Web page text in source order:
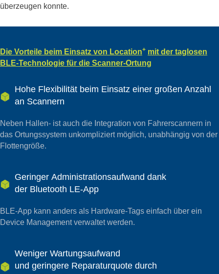
überzeugen konnte.
Die Vorteile beim Einsatz von Location+ mit der taglosen
BLE-Technologie für die Scanner-Ortung
Hohe Flexibilität beim Einsatz einer großen Anzahl
an Scannern
Neben Hallen- ist auch die Integration von Fahrerscannern in
das Ortungssystem unkompliziert möglich, unabhängig von der
Flottengröße.
Geringer Administrationsaufwand dank
der Bluetooth LE-App
BLE-App kann anders als Hardware-Tags einfach über ein
Device Management verwaltet werden.
Weniger Wartungsaufwand
und geringere Reparaturquote durch